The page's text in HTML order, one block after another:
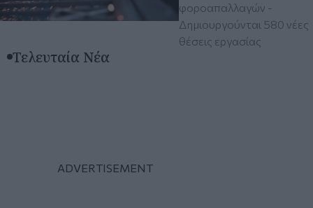
φοροαπαλλαγών -
Δημιουργούνται 580 νέες
θέσεις εργασίας
Τελευταία Νέα